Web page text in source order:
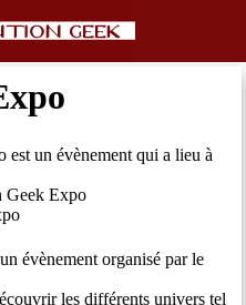
un évènement qui a lieu à
Geek Expo
évènement organisé par le
les différents univers tel